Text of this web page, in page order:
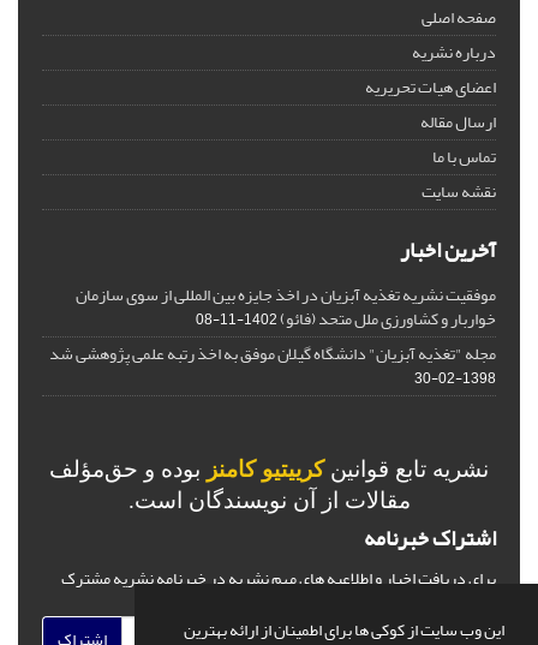
این وب سایت از کوکی ها برای اطمینان از ارائه بهترین
صفحه اصلی
درباره نشریه
اعضای هیات تحریریه
ارسال مقاله
تماس با ما
نقشه سایت
آخرین اخبار
موفقیت نشریه تغذیه آبزیان در اخذ جایزه بین المللی از سوی سازمان
خواربار و کشاورزی ملل متحد (فائو)1402-11-08
مجله "تغذیه آبزیان" دانشگاه گیلان موفق به اخذ رتبه علمی پژوهشی شد
1398-02-30
نشریه تابع قوانینکرییتیو کامنز بوده و حق‌مؤلف
مقالات از آن نویسندگان است.
اشتراک خبرنامه
برای دریافت اخبار و اطلاعیه های مهم نشریه در خبرنامه نشریه مشترک